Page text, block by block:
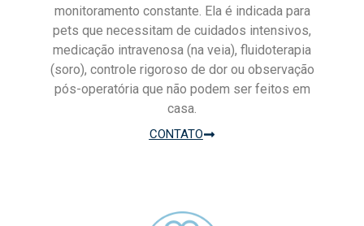
monitoramento constante. Ela é indicada para
pets que necessitam de cuidados intensivos,
medicação intravenosa (na veia), fluidoterapia
(soro), controle rigoroso de dor ou observação
pós-operatória que não podem ser feitos em
casa.
CONTATO